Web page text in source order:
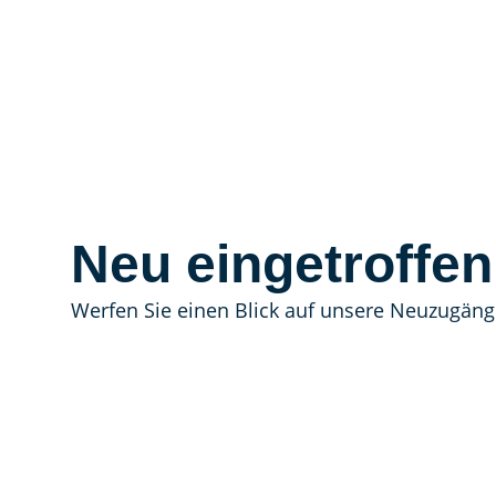
Neu eingetroffen
Werfen Sie einen Blick auf unsere